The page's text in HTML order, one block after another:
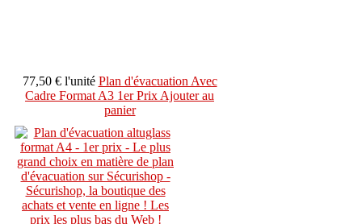
77,50 € l'unité Plan d'évacuation Avec
Cadre Format A3 1er PrixAjouter au
panier